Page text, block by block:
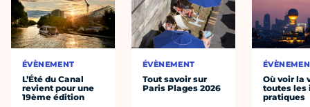
ÉVÈNEMENT
L’Été du Canal
revient pour une
19ème édition
ÉVÈNEMENT
Tout savoir sur
Paris Plages 2026
Où voir la
toutes les
pratiques